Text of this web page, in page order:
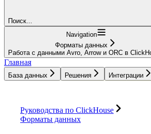
Поиск...
Navigation
Форматы данных
Работа с данными Avro, Arrow и ORC в
Главная
База данных Решения Интеграции
Руководства по ClickHouse
Форматы данных